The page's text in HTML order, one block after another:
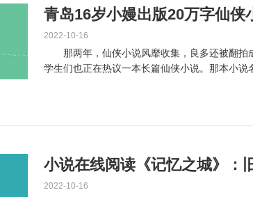
青岛16岁小嫚出版20万字仙
2022-10-16
那两年，仙侠小说风靡收集，良多还被翻拍
学生们也正在热议一本长篇仙侠小说。那本小
小说在线阅读《记忆之城》：
2022-10-16